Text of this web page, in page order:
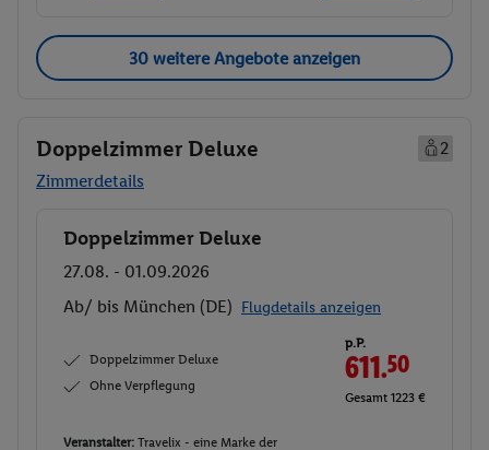
30 weitere Angebote anzeigen
Doppelzimmer Deluxe
2
Zimmerdetails
Buchen
Doppelzimmer Deluxe
27.08. - 01.09.2026
Ab/ bis München (DE) Flugdetails anzeigen
Doppelzimmer Deluxe
Ohne Verpflegung
p.P.
611.50
Gesamt 1223 €
Veranstalter: Travelix - eine Marke der